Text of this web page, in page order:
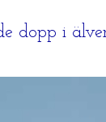
dopp i